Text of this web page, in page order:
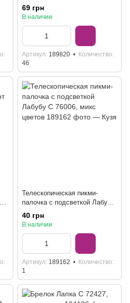
69 грн
В наличии
Артикул 189820
Количество
46
Телескопическая пикми-
палочка с подсветкой Лабубу
C 76006, микс цветов
40 грн
В наличии
Артикул 189162
Количество
1